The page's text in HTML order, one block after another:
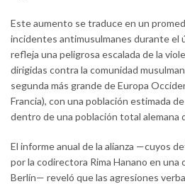
Este aumento se traduce en un
incidentes antimusulmanes durante el
refleja una peligrosa escalada de la
dirigidas contra la comunidad
segunda más grande de Europa
Francia), con una población estimada
dentro de una población total alemana
El informe anual de la alianza —cuyos
por la codirectora Rima Hanano en una
Berlín— reveló que las agresiones